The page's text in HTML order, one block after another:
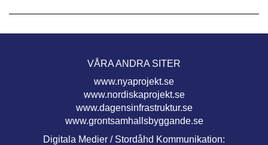
VÅRA ANDRA SITER
www.nyaprojekt.se
www.nordiskaprojekt.se
www.dagensinfrastruktur.se
www.grontsamhallsbyggande.se
Digitala Medier / Stordåhd Kommunikation: